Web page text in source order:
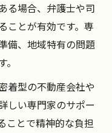
る場合、弁護士や司
ことが有効です。専
備、地域特有の問題
着型の不動産会社や
しい専門家のサポー
ことで精神的な負担